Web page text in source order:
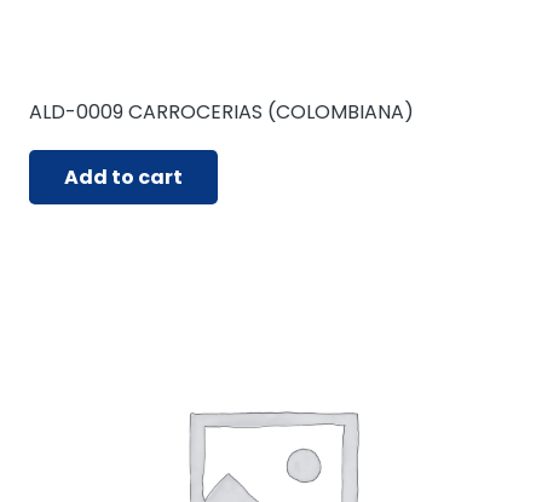
ALD-0009 CARROCERIAS (COLOMBIANA)
Add to cart